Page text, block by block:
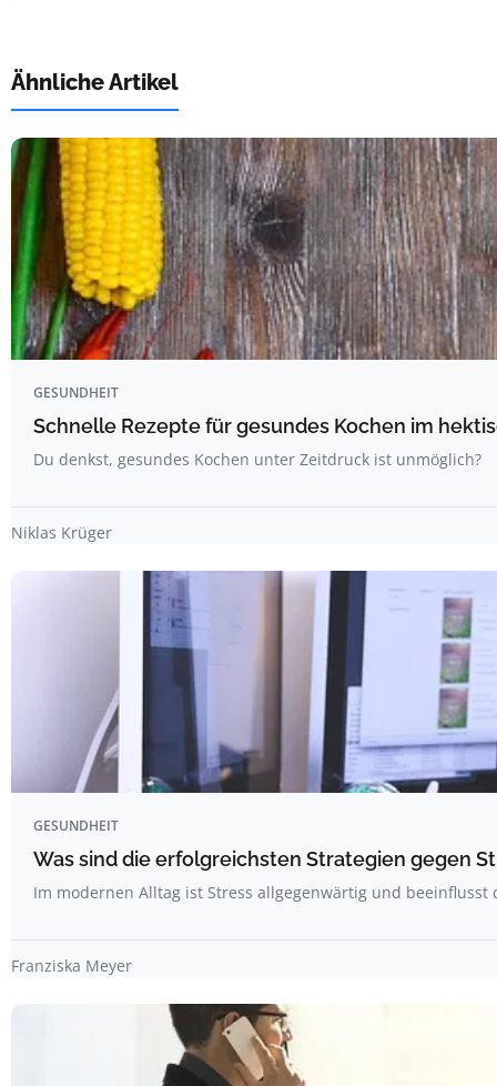
Ähnliche Artikel
GESUNDHEIT
Schnelle Rezepte für gesundes Kochen im
Du denkst, gesundes Kochen unter Zeitdruck ist unmöglich?
Niklas Krüger
GESUNDHEIT
Was sind die erfolgreichsten Strategien gegen
Im modernen Alltag ist Stress allgegenwärtig und
Franziska Meyer